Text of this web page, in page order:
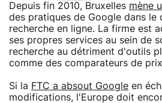
Depuis fin 2010, Bruxelles mène
des pratiques de Google dans le
recherche en ligne. La firme est
ses propres services au sein de
recherche au détriment d'outils
comme des comparateurs de
Si la FTC a absout Google en
modifications, l'Europe doit